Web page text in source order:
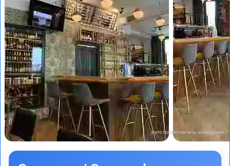
Фото предоставлены заведением